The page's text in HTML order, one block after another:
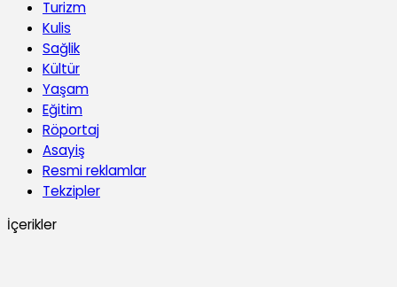
Turizm
Kulis
Sağlik
Kültür
Yaşam
Eğitim
Röportaj
Asayiş
Resmi reklamlar
Tekzipler
İçerikler